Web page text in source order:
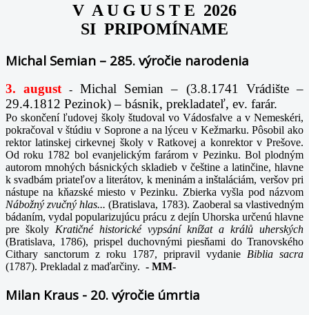
V A U G U S T E 2026
SI PRIPOMÍNAME
Michal Semian – 285. výročie narodenia
3. august -Michal Semian – (3.8.1741 Vrádište –
29.4.1812 Pezinok) – básnik, prekladateľ, ev. farár.
Po skončení ľudovej školy študoval vo Vádosfalve a v Nemeskéri,
pokračoval v štúdiu v Soprone a na lýceu v Kežmarku. Pôsobil ako
rektor latinskej cirkevnej školy v Ratkovej a konrektor v Prešove.
Od roku 1782 bol evanjelickým farárom v Pezinku. Bol plodným
autorom mnohých básnických skladieb v češtine a latinčine, hlavne
k svadbám priateľov a literátov, k meninám a inštaláciám, veršov pri
nástupe na kňazské miesto v Pezinku. Zbierka vyšla pod názvom
Nábožný zvučný hlas...(Bratislava, 1783). Zaoberal sa vlastivedným
bádaním, vydal popularizujúcu prácu z dejín Uhorska určenú hlavne
pre školy Kratičné historické vypsání knížat a králů uherských
(Bratislava, 1786), prispel duchovnými piesňami do Tranovského
Cithary sanctorum z roku 1787, pripravil vydanie Biblia sacra
(1787). Prekladal z maďarčiny. - MM-
Milan Kraus - 20. výročie úmrtia